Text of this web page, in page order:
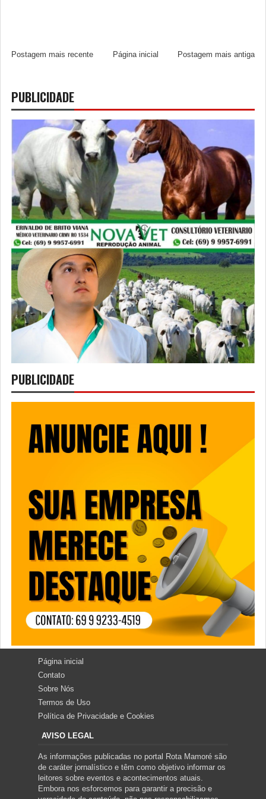
Postagem mais recente Postagem mais antiga
Página inicial
PUBLICIDADE
PUBLICIDADE
Página inicial
Contato
Sobre Nós
Termos de Uso
Política de Privacidade e Cookies
AVISO LEGAL
As informações publicadas no portal Rota Mamoré são
de caráter jornalístico e têm como objetivo informar os
leitores sobre eventos e acontecimentos atuais.
Embora nos esforcemos para garantir a precisão e